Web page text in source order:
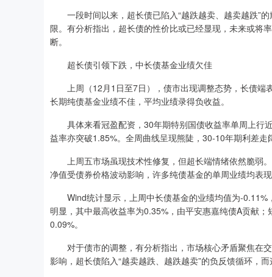
一段时间以来，超长债已陷入“越跌越卖、越卖越跌”
限。有分析指出，超长债的性价比或已经显现，未来或将
断。
超长债引领下跌，中长债基金业绩欠佳
上周（12月1日至7日），债市出现调整态势，长债端
长期纯债基金业绩不佳，平均业绩录得负收益。
具体来看冠盈配资，30年期特别国债收益率单周上行
益率亦突破1.85%。全周曲线呈现熊陡，30-10年期利差
上周五市场虽现技术性修复，但超长端情绪依然脆弱
净值受债券价格波动影响，许多纯债基金的单周业绩均表现
Wind统计显示，上周中长债基金的业绩均值为-0.11%
明显，其中最高收益率为0.35%，由平安惠嘉纯债A贡献
0.09%。
对于债市的调整，有分析指出，市场核心矛盾聚焦在
影响，超长债陷入“越卖越跌、越跌越卖”的负反馈循环，